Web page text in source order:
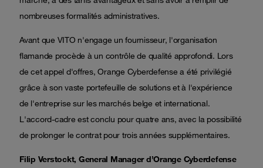
nombreuses formalités administratives.
Avant que VITO n'engage un fournisseur, l'organisation
flamande procède à un contrôle de qualité approfondi. Lors
de cet appel d'offres, Orange Cyberdefense a été privilégié
grâce à son vaste portefeuille de solutions et à l'expérience
de l'entreprise sur les marchés belge et international.
L'accord-cadre est conclu pour quatre ans, avec la possibilité
de prolonger le contrat pour trois années supplémentaires.
Filip Verstockt, General Manager d’Orange Cyberdefense